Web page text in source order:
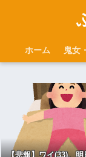
ホーム 鬼女
【悲報】ワイ(33)、明